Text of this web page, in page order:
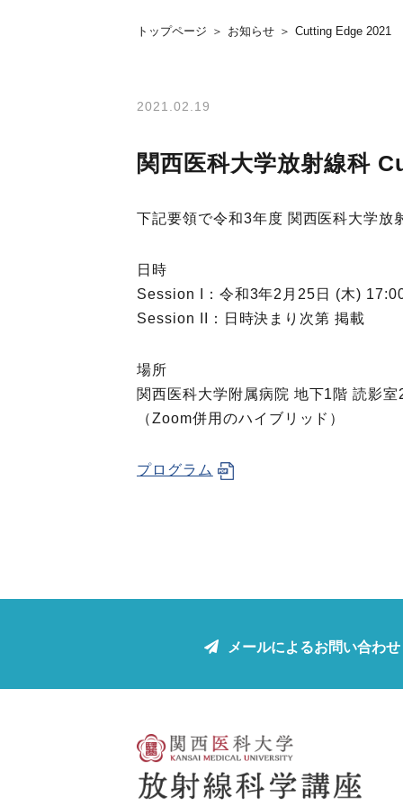
トップページ お知らせ Cutting Edge 2021
2021.02.19
関西医科大学放射線科
下記要領で令和3年度 関西医科大学
日時
Session I：令和3年2月25日 (木)
Session II：日時決まり次第 掲載
場所
関西医科大学附属病院 地下1階 読影室
（Zoom併用のハイブリッド）
プログラム
メールによるお問い合わせ